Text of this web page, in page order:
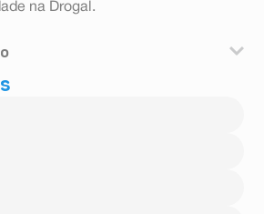
na Drogal.
Solar TheraSkin UV-Less FPS 70
a absorção completa, e reaplique
visível em ambientes internos.